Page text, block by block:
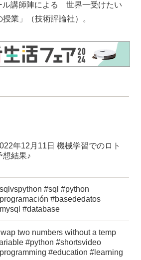
ル講師陣による 世界一受けたい
業」（技術評論社）。
年12月11日 機械学習でのロト
想結果♪
#sql #python
#basededatos
#database
two numbers without a temp
#python #shortsvideo
#education #learning